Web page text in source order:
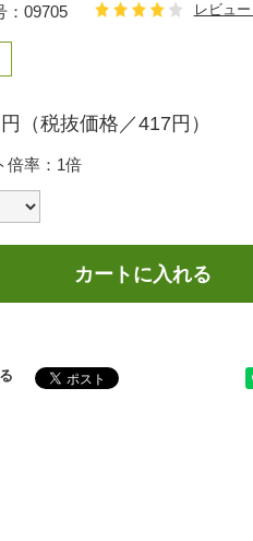
：09705 レビュ
円（税抜価格／417円）
倍率：1倍
カートに入れる